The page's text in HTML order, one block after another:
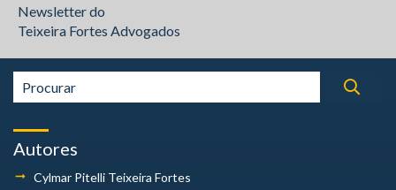
Newsletter do
Teixeira Fortes Advogados
Autores
Cylmar Pitelli Teixeira Fortes